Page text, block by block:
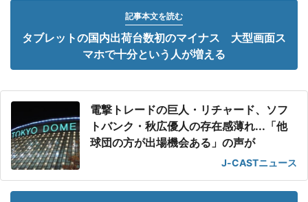
記事本文を読む
タブレットの国内出荷台数初のマイナス 大型画面ス
マホで十分という人が増える
電撃トレードの巨人・リチャード、ソフ
トバンク・秋広優人の存在感薄れ...「他
球団の方が出場機会ある」の声が
J-CASTニュース